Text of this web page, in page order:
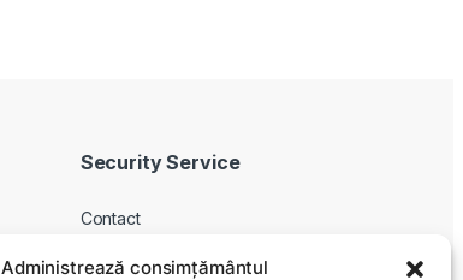
Administrează consimțământul
Security Service
Contact